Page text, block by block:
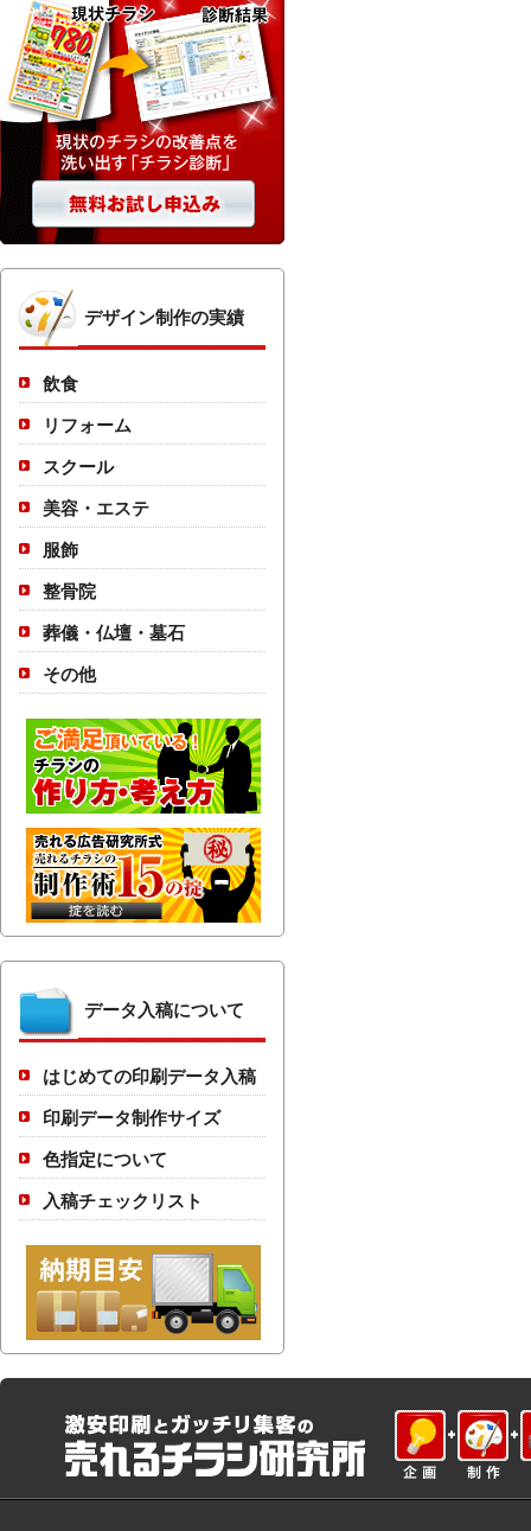
デザイン制作の実績
飲食
リフォーム
スクール
美容・エステ
服飾
整骨院
葬儀・仏壇・墓石
その他
データ入稿について
はじめての印刷データ入稿
印刷データ制作サイズ
色指定について
入稿チェックリスト